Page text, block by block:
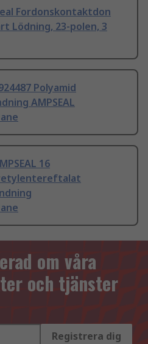
Fordonskontaktdon
Lödning, 23-polen, 3
Polyamid
AMPSEAL
16
om våra
och tjänster
Registrera dig